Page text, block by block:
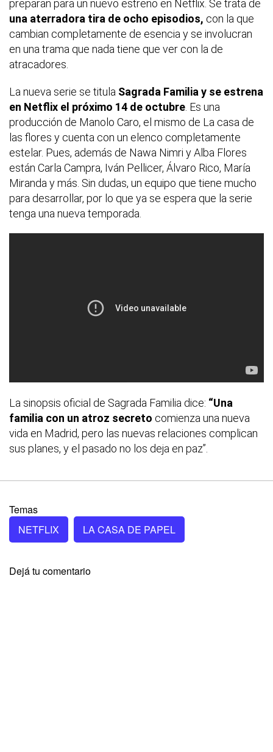
preparan para un nuevo estreno en Netflix. Se trata de
una aterradora tira de ocho episodios, con la que
cambian completamente de esencia y se involucran
en una trama que nada tiene que ver con la de
atracadores.
La nueva serie se titula Sagrada Familia y se estrena
en Netflix el próximo 14 de octubre. Es una
producción de Manolo Caro, el mismo de La casa de
las flores y cuenta con un elenco completamente
estelar. Pues, además de Nawa Nimri y Alba Flores
están Carla Campra, Iván Pellicer, Álvaro Rico, María
Miranda y más. Sin dudas, un equipo que tiene mucho
para desarrollar, por lo que ya se espera que la serie
tenga una nueva temporada.
La sinopsis oficial de Sagrada Familia dice: “Una
familia con un atroz secreto comienza una nueva
vida en Madrid, pero las nuevas relaciones complican
sus planes, y el pasado no los deja en paz”.
Temas
NETFLIX
LA CASA DE PAPEL
Dejá tu comentario